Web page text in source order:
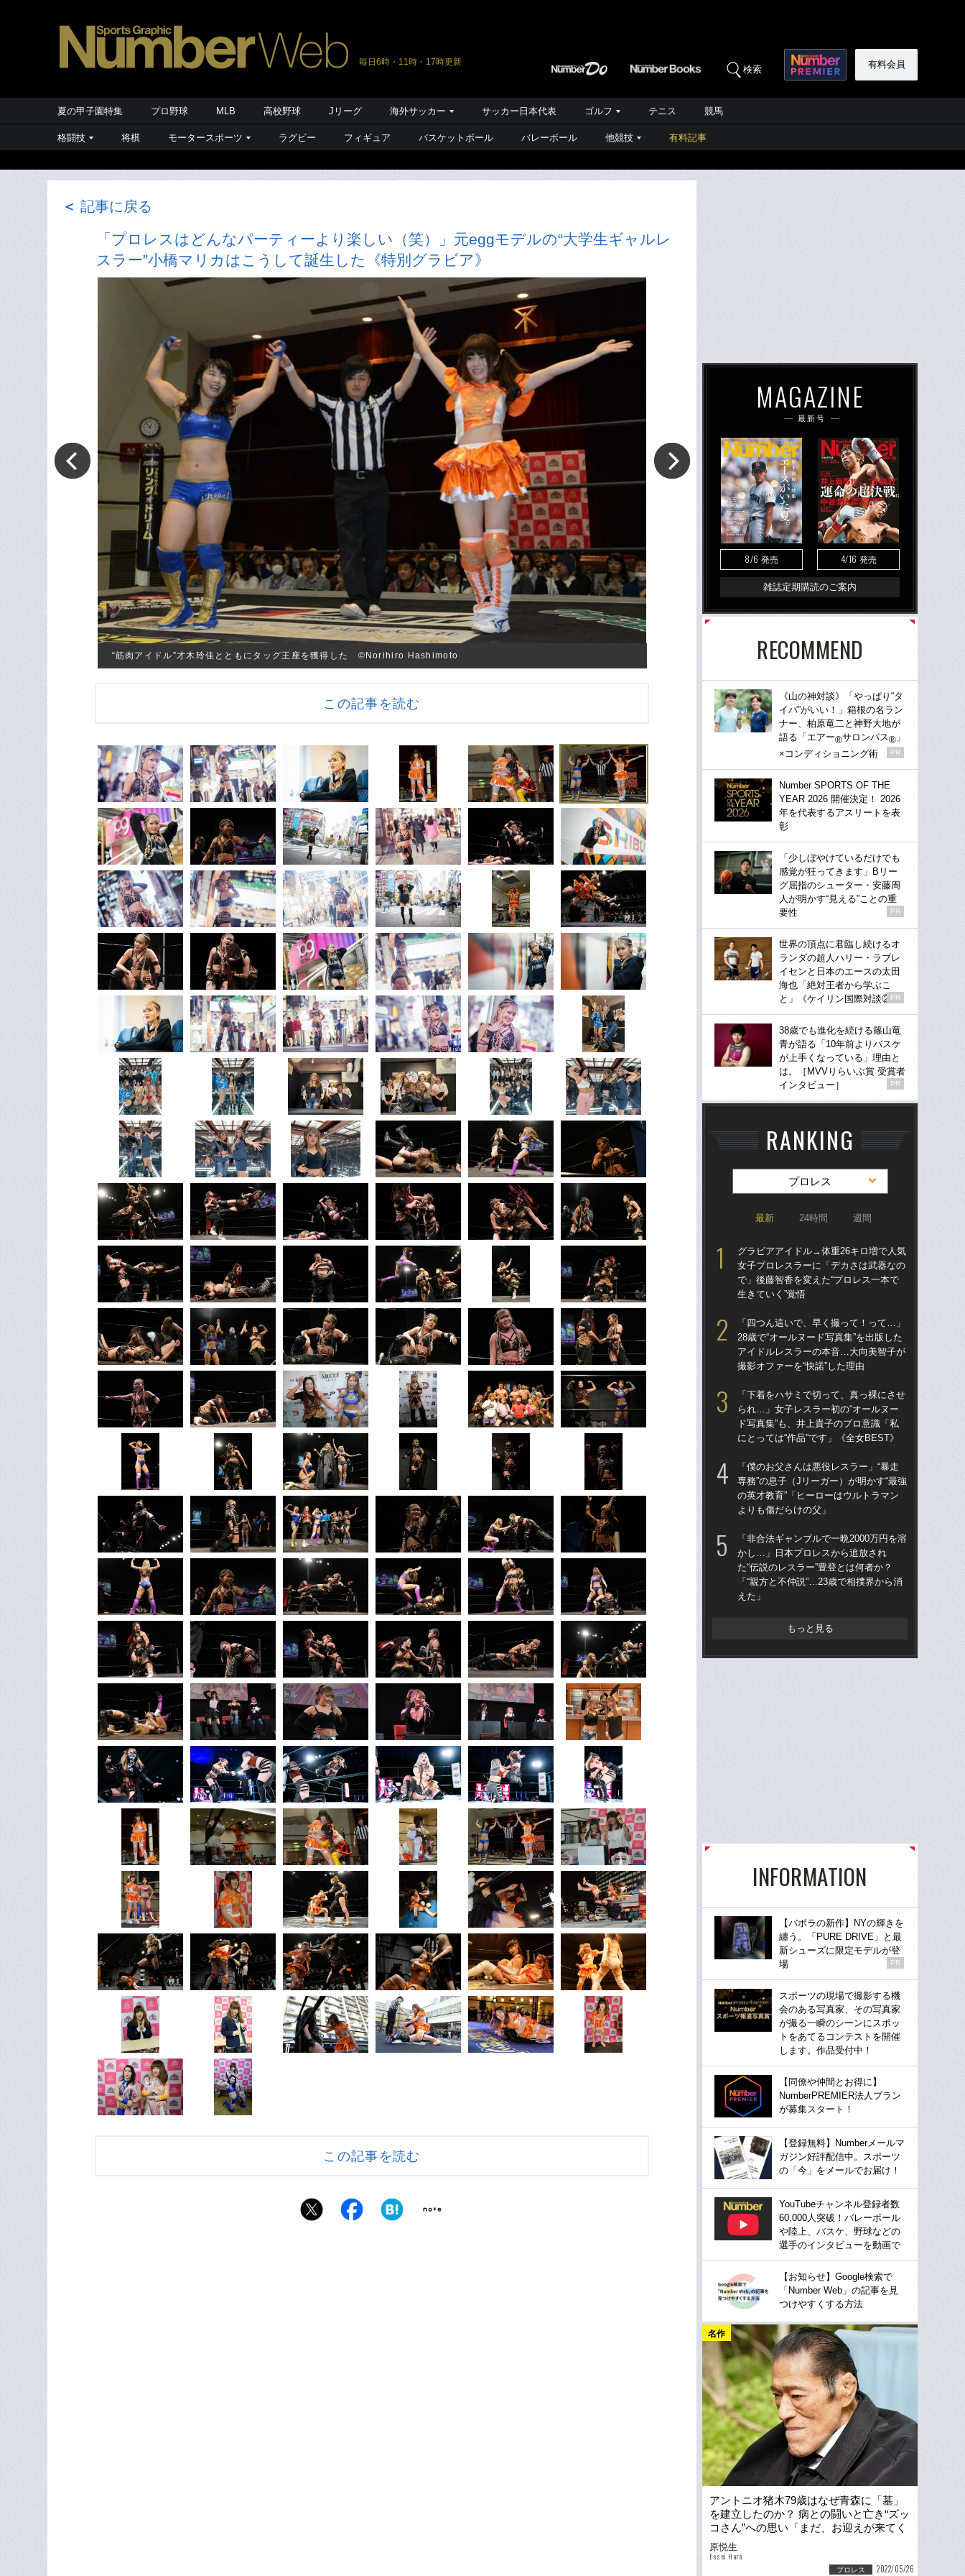
毎日6時・11時・17時更新
検索 有料会員
夏の甲子園特集 プロ野球 MLB 高校野球 Jリーグ 海外サッカー サッカー日本代表 ゴルフ テニス 競馬
格闘技 将棋 モータースポーツ ラグビー フィギュア バスケットボール バレーボール 他競技 有料記事
＜ 記事に戻る
「プロレスはどんなパーティーより楽しい（笑）」元eggモデルの“大学生ギャルレ
スラー”小橋マリカはこうして誕生した《特別グラビア》
“筋肉アイドル”才木玲佳とともにタッグ王座を獲得した ©Norihiro Hashimoto
この記事を読む
この記事を読む
MAGAZINE
最新号
8/6 発売 4/16 発売
雑誌定期購読のご案内
RECOMMEND
《山の神対談》「やっぱり“タ
イパ”がいい！」箱根の名ラン
ナー、柏原竜二と神野大地が
語る「エアー®サロンパス® 」
×コンディショニング術
PR
Number SPORTS OF THE
YEAR 2026 開催決定！ 2026
年を代表するアスリートを表
彰
「少しぼやけているだけでも
感覚が狂ってきます」Bリー
グ屈指のシューター・安藤周
人が明かす“見える”ことの重
要性
PR
世界の頂点に君臨し続けるオ
ランダの超人ハリー・ラブレ
イセンと日本のエースの太田
海也「絶対王者から学ぶこ
と」《ケイリン国際対談②》
PR
38歳でも進化を続ける篠山竜
青が語る「10年前よりバスケ
が上手くなっている」理由と
は。［MVVりらいぶ賞 受賞者
インタビュー］
PR
RANKING
プロレス
最新 24時間 週間
グラビアアイドル→体重26キロ増で人気
女子プロレスラーに「デカさは武器なの
で」後藤智香を変えた“プロレス一本で
生きていく”覚悟
「四つん這いで、早く撮って！って…」
28歳で“オールヌード写真集”を出版した
アイドルレスラーの本音…大向美智子が
撮影オファーを“快諾”した理由
「下着をハサミで切って、真っ裸にさせ
られ…」女子レスラー初の“オールヌー
ド写真集”も、井上貴子のプロ意識「私
にとっては“作品”です」《全女BEST》
「僕のお父さんは悪役レスラー」“暴走
専務”の息子（Jリーガー）が明かす“最強
の英才教育”「ヒーローはウルトラマン
よりも傷だらけの父」
「非合法ギャンブルで一晩2000万円を溶
かし…」日本プロレスから追放され
た“伝説のレスラー”豊登とは何者か？
「“親方と不仲説”…23歳で相撲界から消
えた」
もっと見る
INFORMATION
【バボラの新作】NYの輝きを
纏う。「PURE DRIVE」と最
新シューズに限定モデルが登
場
PR
スポーツの現場で撮影する機
会のある写真家、その写真家
が撮る一瞬のシーンにスポッ
トをあてるコンテストを開催
します。作品受付中！
【同僚や仲間とお得に】
NumberPREMIER法人プラン
が募集スタート！
【登録無料】Numberメールマ
ガジン好評配信中。スポーツ
の「今」をメールでお届け！
YouTubeチャンネル登録者数
60,000人突破！バレーボール
や陸上、バスケ、野球などの
選手のインタビューを動画で
【お知らせ】Google検索で
「Number Web」の記事を見
つけやすくする方法
名作
アントニオ猪木79歳はなぜ青森に「墓」
を建立したのか？ 病との闘いと亡き“ズッ
コさん”への思い「まだ、お迎えが来てく
れないよ」
原悦生
Essei Hara
プロレス 2022/05/26